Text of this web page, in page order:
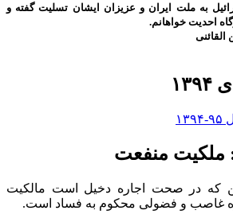
به ملت ایران و عزیزان ایشان تسلیت گفته و
احدیت خواهانم.
منفعت
که در صحت اجاره دخیل است مالکیت
غاصب و فضولی محکوم به فساد است.